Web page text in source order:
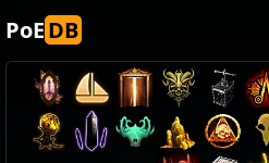
PoEDB